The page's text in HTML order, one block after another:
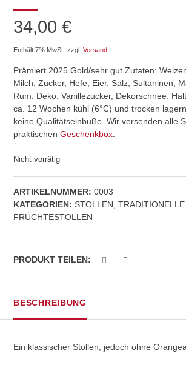
34,00€
Enthält 7% MwSt. zzgl.Versand
Prämiert 2025 Gold/sehr gut Zutaten:
Milch, Zucker, Hefe, Eier, Salz, Sultaninen,
Rum. Deko: Vanillezucker, Dekorschnee.
ca. 12 Wochen kühl (6°C) und trocken
keine Qualitätseinbuße. Wir versenden alle
praktischenGeschenkbox
Nicht vorrätig
ARTIKELNUMMER: 0003
KATEGORIEN: STOLLEN,TRADITIONELLE
FRÜCHTESTOLLEN
PRODUKT TEILEN:
BESCHREIBUNG
Ein klassischer Stollen, jedoch ohne